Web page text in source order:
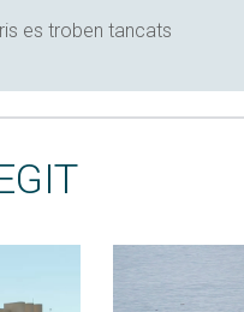
es troben tancats